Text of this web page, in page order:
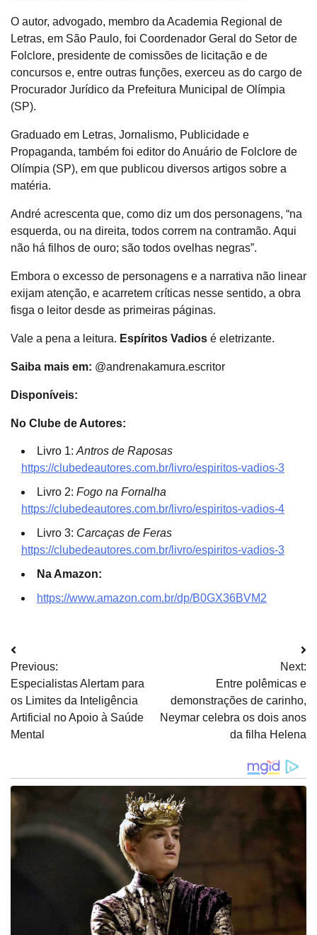
O autor, advogado, membro da Academia Regional de
Letras, em São Paulo, foi Coordenador Geral do Setor de
Folclore, presidente de comissões de licitação e de
concursos e, entre outras funções, exerceu as do cargo de
Procurador Jurídico da Prefeitura Municipal de Olímpia
(SP).
Graduado em Letras, Jornalismo, Publicidade e
Propaganda, também foi editor do Anuário de Folclore de
Olímpia (SP), em que publicou diversos artigos sobre a
matéria.
André acrescenta que, como diz um dos personagens, “na
esquerda, ou na direita, todos correm na contramão. Aqui
não há filhos de ouro; são todos ovelhas negras”.
Embora o excesso de personagens e a narrativa não linear
exijam atenção, e acarretem críticas nesse sentido, a obra
fisga o leitor desde as primeiras páginas.
Vale a pena a leitura. Espíritos Vadios é eletrizante.
Saiba mais em: @andrenakamura.escritor
Disponíveis:
No Clube de Autores:
Livro 1: Antros de Raposas
https://clubedeautores.com.br/livro/espiritos-vadios-3
Livro 2: Fogo na Fornalha
https://clubedeautores.com.br/livro/espiritos-vadios-4
Livro 3: Carcaças de Feras
https://clubedeautores.com.br/livro/espiritos-vadios-3
Na Amazon:
https://www.amazon.com.br/dp/B0GX36BVM2
Navegação
de
Post
Previous:
Especialistas Alertam para
os Limites da Inteligência
Artificial no Apoio à Saúde
Mental
Next:
Entre polêmicas e
demonstrações de carinho,
Neymar celebra os dois anos
da filha Helena